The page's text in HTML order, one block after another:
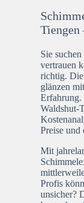
Tiengen
Sie
vertrauen
richtig. Die
glänzen
Erfahrung.
Waldshut-
Preise und
Mit
Profis
unsicher?